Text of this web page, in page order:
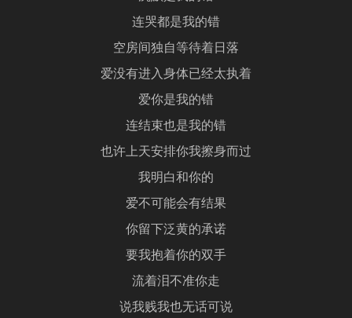
连哭都是我的错
空房间独自等待着日落
爱没有进入身体已经太执着
爱你是我的错
连结束也是我的错
也许上天安排你我擦身而过
我明白和你的
爱不可能会有结果
你留下泛黄的承诺
要我抱着你的双手
流着泪不准你走
说我贱我也无话可说